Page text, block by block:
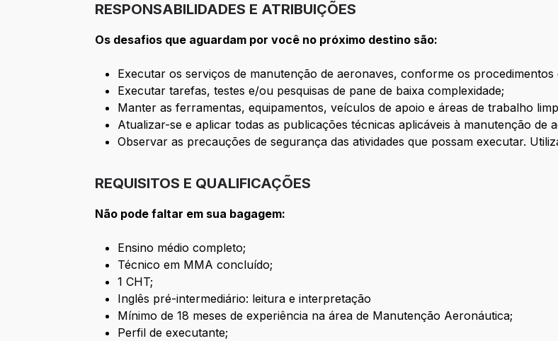
RESPONSABILIDADES E ATRIBUIÇÕES
Os desafios que aguardam por você no próximo destino são:
Executar os serviços de manutenção de aeronaves, conforme os
Executar tarefas, testes e/ou pesquisas de pane de baixa complexidade;
Manter as ferramentas, equipamentos, veículos de apoio e áreas de trabalho
Atualizar-se e aplicar todas as publicações técnicas aplicáveis à manutenção de
Observar as precauções de segurança das atividades que possam executar.
REQUISITOS E QUALIFICAÇÕES
Não pode faltar em sua bagagem:
Ensino médio completo;
Técnico em MMA concluído;
1 CHT;
Inglês pré-intermediário: leitura e interpretação
Mínimo de 18 meses de experiência na área de Manutenção Aeronáutica;
Perfil de executante;